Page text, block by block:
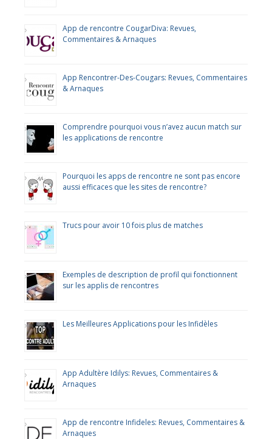
App de rencontre CougarDiva: Revues,
Commentaires & Arnaques
App Rencontrer-Des-Cougars: Revues, Commentaires
& Arnaques
Comprendre pourquoi vous n’avez aucun match sur
les applications de rencontre
Pourquoi les apps de rencontre ne sont pas encore
aussi efficaces que les sites de rencontre?
Trucs pour avoir 10 fois plus de matches
Exemples de description de profil qui fonctionnent
sur les applis de rencontres
Les Meilleures Applications pour les Infidèles
App Adultère Idilys: Revues, Commentaires &
Arnaques
App de rencontre Infideles: Revues, Commentaires &
Arnaques